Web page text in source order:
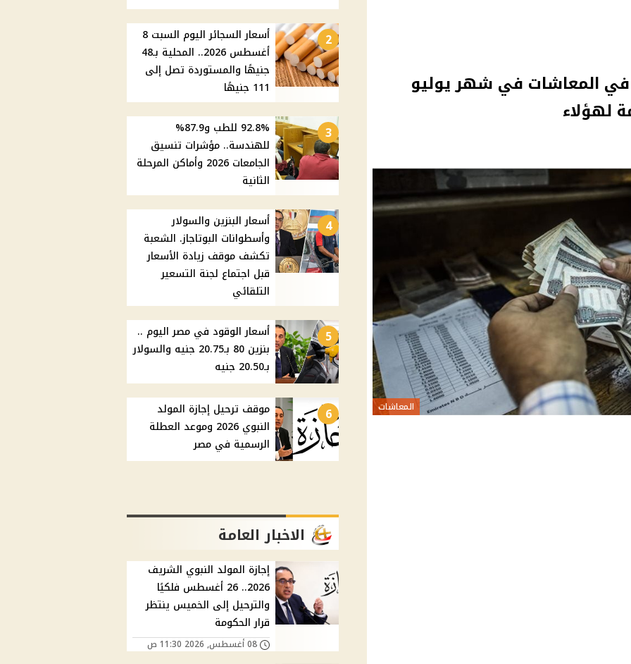
في المعاشات في شهر يوليو
المعاشات
2
أسعار السجائر اليوم السبت 8
أغسطس 2026.. المحلية بـ48
جنيهًا والمستوردة تصل إلى
111 جنيهًا
3
92.8% للطب و87.9%
للهندسة.. مؤشرات تنسيق
الجامعات 2026 وأماكن المرحلة
الثانية
4
أسعار البنزين والسولار
وأسطوانات البوتاجاز. الشعبة
تكشف موقف زيادة الأسعار
قبل اجتماع لجنة التسعير
التلقائي
5
أسعار الوقود في مصر اليوم ..
بنزين 80 بـ20.75 جنيه والسولار
بـ20.50 جنيه
6
موقف ترحيل إجازة المولد
النبوي 2026 وموعد العطلة
الرسمية في مصر
الاخبار العامة
إجازة المولد النبوي الشريف
2026.. 26 أغسطس فلكيًا
والترحيل إلى الخميس ينتظر
قرار الحكومة
08 أغسطس, 2026 11:30 ص